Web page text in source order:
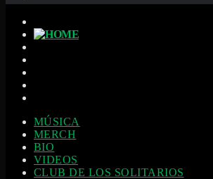
MÚSICA
MERCH
BIO
VIDEOS
CLUB DE LOS SOLITARIOS